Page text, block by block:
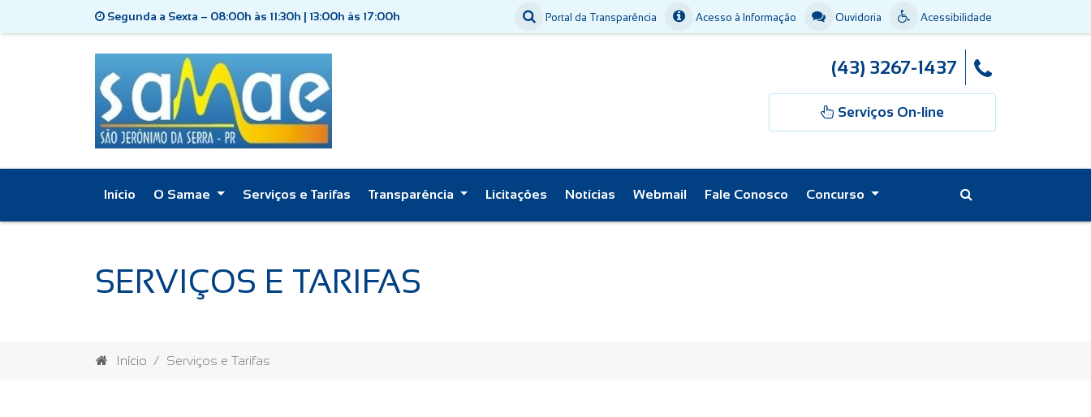
Segunda a Sexta – 08:00h às 11:30h | 13:00h às 17:00h Acessibilidade
Ouvidoria
Acesso à Informação
Portal da Transparência
(43) 3267-1437
Serviços On-line
Início O Samae Serviços e Tarifas Transparência Licitações Notícias Webmail Fale Conosco Concurso
SERVIÇOS E TARIFAS
Início Serviços e Tarifas